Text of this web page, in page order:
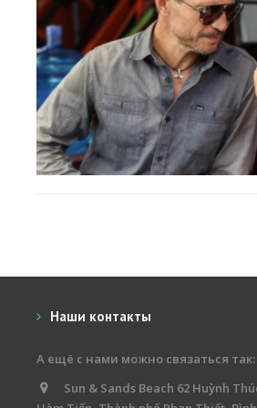
Наши контакты
А ещё с нами можно связаться так:
Sun & Sands Beach 62 Huỳnh